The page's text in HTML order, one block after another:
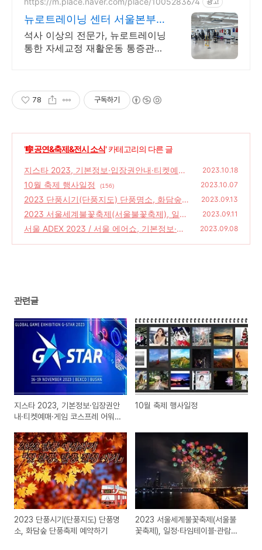
뉴로트레이닝 센터 서울본부
통증 자세교정 재활 다이어트
석사 이상의 전문가, 뉴로트레이닝
통한 자세교정 재활운동 통증관리
78 구독하기
'🎼 공연&축제&전시 소식' 카테고리의 다른 글
지스타 2023, 기본정보·입장권안내·티켓예매·
게임 코스프레 어워즈·전시장안내
2023.10.18
10월 축제 행사일정 (156) 2023.10.07
2023 단풍시기(단풍지도) 단풍명소, 화담숲
단풍축제 예약하기
(127)
2023.09.13
2023 서울세계불꽃축제(서울불꽃축제), 일정·
타임테이블·관람포인트·카메라설정팁
(102)
2023.09.11
서울 ADEX 2023 / 서울 에어쇼, 기본정보·관
2023.09.08
관련글
지스타 2023, 기본정보·입장권안
내·티켓예매·게임 코스프레 어워
10월 축제 행사일정
2023 단풍시기(단풍지도) 단풍명
소, 화담숲 단풍축제 예약하기
2023 서울세계불꽃축제(서울불
꽃축제), 일정·타임테이블·관람포